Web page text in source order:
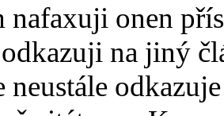
nafaxuji onen
na jiný
neustále